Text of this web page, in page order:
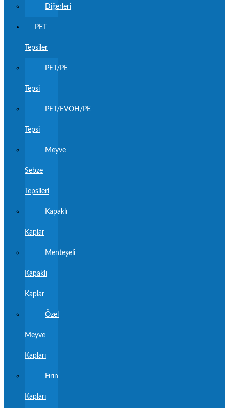
Diğerleri
PET
Tepsiler
PET/PE
Tepsi
PET/EVOH/PE
Tepsi
Meyve
Sebze
Tepsileri
Kapaklı
Kaplar
Menteşeli
Kapaklı
Kaplar
Özel
Meyve
Kapları
Fırın
Kapları